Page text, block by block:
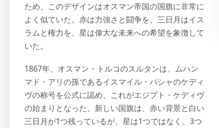
ため、このデザインはオスマン帝国の国旗に非常に
よく似ていた。赤は力強さと闘争を、三日月はイス
ラムと権力を、星は偉大な未来への希望を象徴して
いた。
1867年、オスマン・トルコのスルタンは、ムハン
マド・アリの孫であるイスマイル・パシャのケディ
ヴの称号を公式に認め、これがエジプト・ケディヴ
の始まりとなった。新しい国旗は、赤い背景と白い
三日月が1つ残っているが、星は1つではなく、3つ